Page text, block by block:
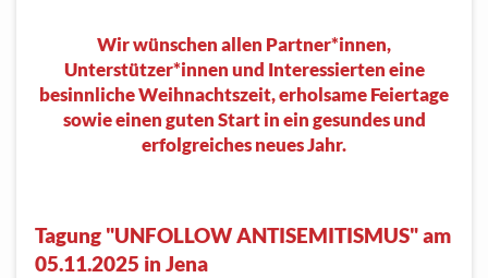
Wir wünschen allen Partner*innen,
Unterstützer*innen und Interessierten eine
besinnliche Weihnachtszeit, erholsame Feiertage
sowie einen guten Start in ein gesundes und
erfolgreiches neues Jahr.
Tagung "UNFOLLOW ANTISEMITISMUS" am
05.11.2025 in Jena